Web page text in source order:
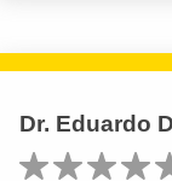
Dr. Eduardo